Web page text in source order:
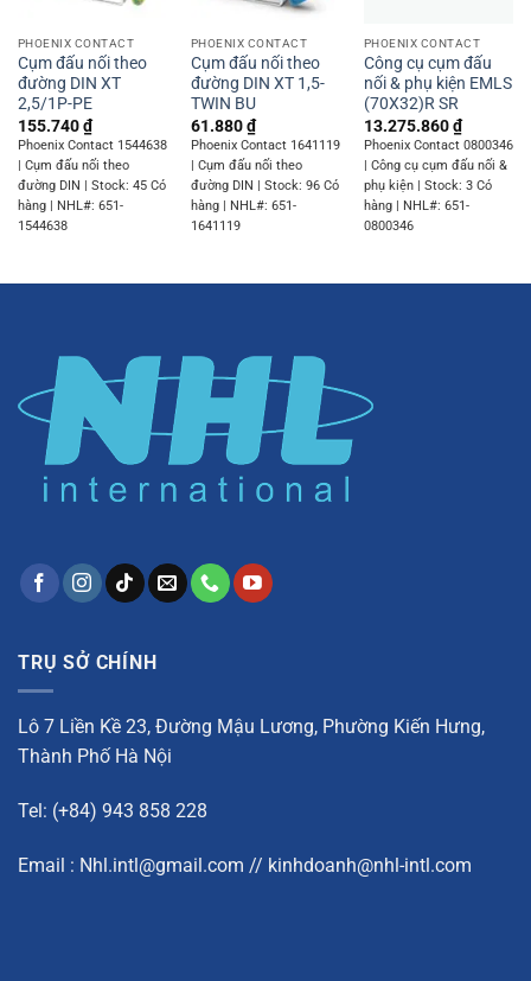
PHOENIX CONTACT
Cụm đấu nối theo
đường DIN XT
2,5/1P-PE
155.740₫
Phoenix Contact 1544638
| Cụm đấu nối theo
đường DIN | Stock: 45 Có
hàng | NHL#: 651-
1544638
PHOENIX CONTACT
Cụm đấu nối theo
đường DIN XT 1,5-
TWIN BU
61.880₫
Phoenix Contact 1641119
| Cụm đấu nối theo
đường DIN | Stock: 96 Có
hàng | NHL#: 651-
1641119
PHOENIX CONTACT
Công cụ cụm đấu
nối & phụ kiện EMLS
(70X32)R SR
13.275.860₫
Phoenix Contact 0800346
| Công cụ cụm đấu nối &
phụ kiện | Stock: 3 Có
hàng | NHL#: 651-
0800346
TRỤ SỞ CHÍNH
Lô 7 Liền Kề 23, Đường Mậu Lương, Phường Kiến Hưng,
Thành Phố Hà Nội
Tel: (+84) 943 858 228
Email : Nhl.intl@gmail.com // kinhdoanh@nhl-intl.com